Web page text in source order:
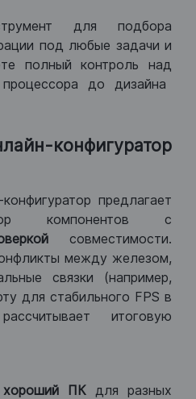
для подбора
под любые задачи и
полный контроль над
до дизайна
конфигуратор
предлагает
компонентов с
совместимости.
между железом,
связки (например,
для стабильного FPS в
итоговую
хороший ПКдля разных